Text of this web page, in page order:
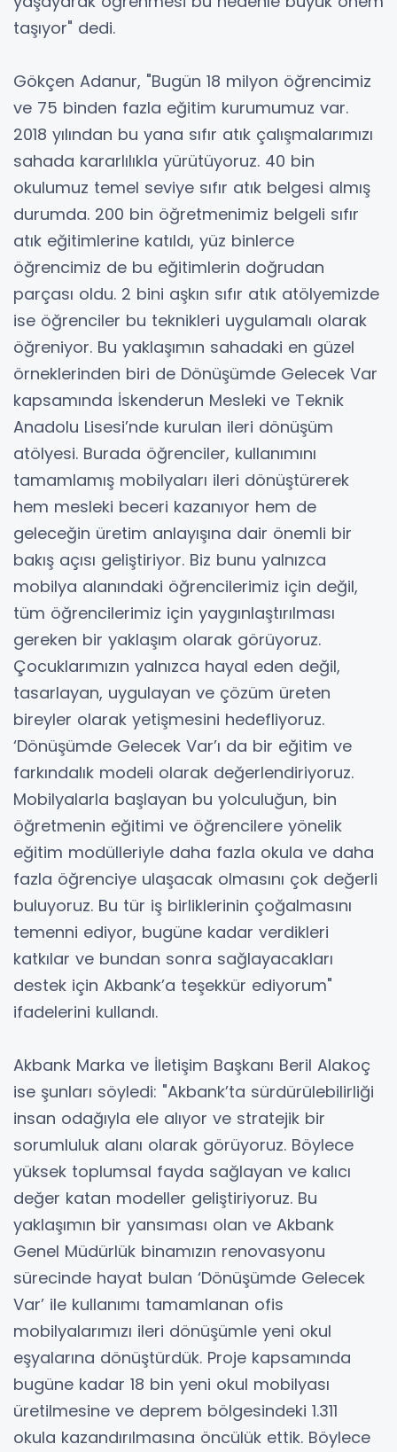
taşıyor" dedi.
Gökçen Adanur, "Bugün 18 milyon öğrencimiz
ve 75 binden fazla eğitim kurumumuz var.
2018 yılından bu yana sıfır atık çalışmalarımızı
sahada kararlılıkla yürütüyoruz. 40 bin
okulumuz temel seviye sıfır atık belgesi almış
durumda. 200 bin öğretmenimiz belgeli sıfır
atık eğitimlerine katıldı, yüz binlerce
öğrencimiz de bu eğitimlerin doğrudan
parçası oldu. 2 bini aşkın sıfır atık atölyemizde
ise öğrenciler bu teknikleri uygulamalı olarak
öğreniyor. Bu yaklaşımın sahadaki en güzel
örneklerinden biri de Dönüşümde Gelecek Var
kapsamında İskenderun Mesleki ve Teknik
Anadolu Lisesi’nde kurulan ileri dönüşüm
atölyesi. Burada öğrenciler, kullanımını
tamamlamış mobilyaları ileri dönüştürerek
hem mesleki beceri kazanıyor hem de
geleceğin üretim anlayışına dair önemli bir
bakış açısı geliştiriyor. Biz bunu yalnızca
mobilya alanındaki öğrencilerimiz için değil,
tüm öğrencilerimiz için yaygınlaştırılması
gereken bir yaklaşım olarak görüyoruz.
Çocuklarımızın yalnızca hayal eden değil,
tasarlayan, uygulayan ve çözüm üreten
bireyler olarak yetişmesini hedefliyoruz.
‘Dönüşümde Gelecek Var’ı da bir eğitim ve
farkındalık modeli olarak değerlendiriyoruz.
Mobilyalarla başlayan bu yolculuğun, bin
öğretmenin eğitimi ve öğrencilere yönelik
eğitim modülleriyle daha fazla okula ve daha
fazla öğrenciye ulaşacak olmasını çok değerli
buluyoruz. Bu tür iş birliklerinin çoğalmasını
temenni ediyor, bugüne kadar verdikleri
katkılar ve bundan sonra sağlayacakları
destek için Akbank’a teşekkür ediyorum"
ifadelerini kullandı.
Akbank Marka ve İletişim Başkanı Beril Alakoç
ise şunları söyledi: "Akbank’ta sürdürülebilirliği
insan odağıyla ele alıyor ve stratejik bir
sorumluluk alanı olarak görüyoruz. Böylece
yüksek toplumsal fayda sağlayan ve kalıcı
değer katan modeller geliştiriyoruz. Bu
yaklaşımın bir yansıması olan ve Akbank
Genel Müdürlük binamızın renovasyonu
sürecinde hayat bulan ‘Dönüşümde Gelecek
Var’ ile kullanımı tamamlanan ofis
mobilyalarımızı ileri dönüşümle yeni okul
eşyalarına dönüştürdük. Proje kapsamında
bugüne kadar 18 bin yeni okul mobilyası
üretilmesine ve deprem bölgesindeki 1.311
okula kazandırılmasına öncülük ettik. Böylece